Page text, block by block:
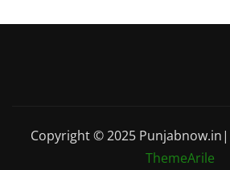
Copyright © 2025 Punjabnow.in|
ThemeArile